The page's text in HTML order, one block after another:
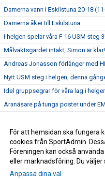
Damerna vann i Eskilstuna 20-18
Damerna åker till Eskilstuna
I helgen spelar våra F 16 USM steg
Målvaktsgardet intakt, Simon är klar!
Andreas Jonasson förlänger med
Nytt USM steg i helgen, denna
Idel gruppsegrar för våra lag i
Aranäsare på tunga poster under
Fyll Lillekärrshallen med Aranäsare!
För att hemsidan ska fungera
cookies från SportAdmin.
Föreningen kan också
eller marknadsföring. Du väljer
Anpassa dina val